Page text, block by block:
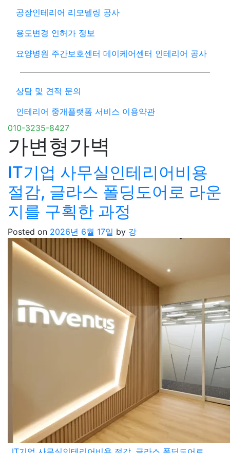
공장인테리어 리모델링 공사
용도변경 인허가 정보
요양병원 주간보호센터 데이케어센터 인테리어 공사
상담 및 견적 문의
인테리어 중개플랫폼 서비스 이용약관
010-3235-8427
가변형가벽
IT기업 사무실인테리어비용
절감, 글라스 폴딩도어로 라운
지를 구획한 과정
Posted on 2026년 6월 17일 by 강